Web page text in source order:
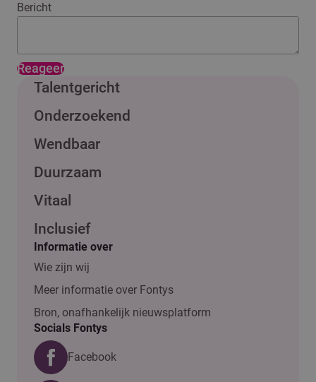
Bericht
Reageer
Talentgericht
Onderzoekend
Wendbaar
Duurzaam
Vitaal
Inclusief
Informatie over
Wie zijn wij
Meer informatie over Fontys
Bron, onafhankelijk nieuwsplatform
Socials Fontys
Facebook